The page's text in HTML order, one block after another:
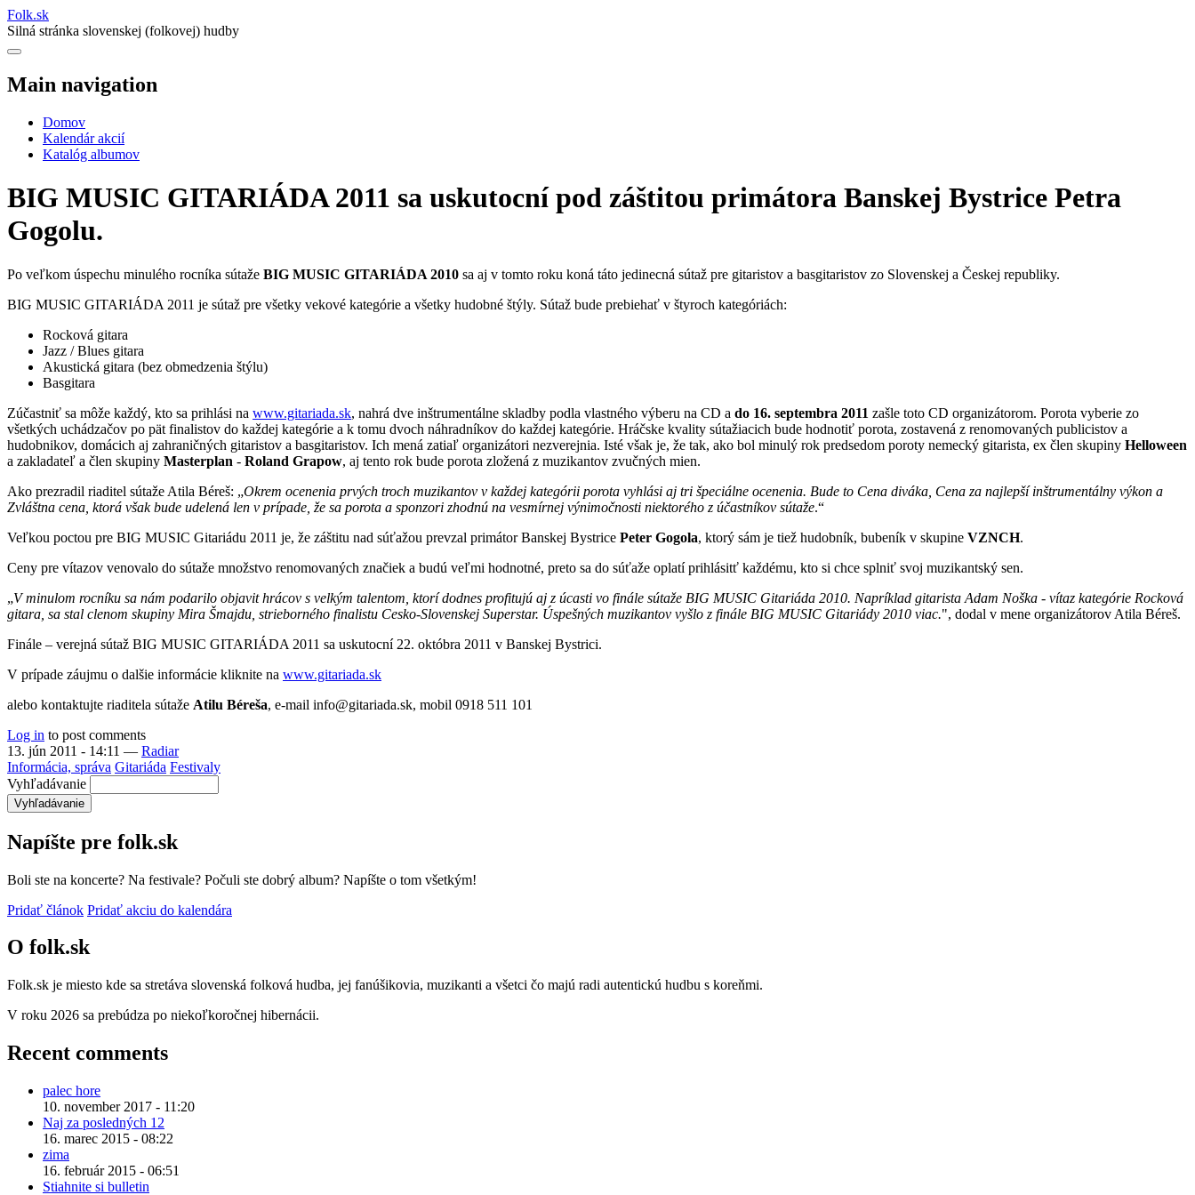
Folk.sk
Silná stránka slovenskej (folkovej) hudby
Main navigation
Domov
Kalendár akcií
Katalóg albumov
BIG MUSIC GITARIÁDA 2011 sa uskutocní pod záštitou primátora Banskej Bystrice Petra
Gogolu.
Po veľkom úspechu minulého rocníka sútaže BIG MUSIC GITARIÁDA 2010 sa aj v tomto roku koná táto jedinecná sútaž pre gitaristov a basgitaristov zo Slovenskej a Českej republiky.
BIG MUSIC GITARIÁDA 2011 je sútaž pre všetky vekové kategórie a všetky hudobné štýly. Sútaž bude prebiehať v štyroch kategóriách:
Rocková gitara
Jazz / Blues gitara
Akustická gitara (bez obmedzenia štýlu)
Basgitara
Zúčastniť sa môže každý, kto sa prihlási na www.gitariada.sk, nahrá dve inštrumentálne skladby podla vlastného výberu na CD a do 16. septembra 2011 zašle toto CD organizátorom. Porota vyberie zo
všetkých uchádzačov po pät finalistov do každej kategórie a k tomu dvoch náhradníkov do každej kategórie. Hráčske kvality sútažiacich bude hodnotiť porota, zostavená z renomovaných publicistov a
hudobnikov, domácich aj zahraničných gitaristov a basgitaristov. Ich mená zatiaľ organizátori nezverejnia. Isté však je, že tak, ako bol minulý rok predsedom poroty nemecký gitarista, ex člen skupiny Helloween
a zakladateľ a člen skupiny Masterplan - Roland Grapow, aj tento rok bude porota zložená z muzikantov zvučných mien.
Ako prezradil riaditel sútaže Atila Béreš: „Okrem ocenenia prvých troch muzikantov v každej kategórii porota vyhlási aj tri špeciálne ocenenia. Bude to Cena diváka, Cena za najlepší inštrumentálny výkon a
Zvláštna cena, ktorá však bude udelená len v prípade, že sa porota a sponzori zhodnú na vesmírnej výnimočnosti niektorého z účastníkov sútaže.“
Veľkou poctou pre BIG MUSIC Gitariádu 2011 je, že záštitu nad súťažou prevzal primátor Banskej Bystrice Peter Gogola, ktorý sám je tiež hudobník, bubeník v skupine VZNCH.
Ceny pre vítazov venovalo do sútaže množstvo renomovaných značiek a budú veľmi hodnotné, preto sa do súťaže oplatí prihlásitť každému, kto si chce splniť svoj muzikantský sen.
„V minulom rocníku sa nám podarilo objavit hrácov s velkým talentom, ktorí dodnes profitujú aj z úcasti vo finále sútaže BIG MUSIC Gitariáda 2010. Napríklad gitarista Adam Noška - vítaz kategórie Rocková
gitara, sa stal clenom skupiny Mira Šmajdu, strieborného finalistu Cesko-Slovenskej Superstar. Úspešných muzikantov vyšlo z finále BIG MUSIC Gitariády 2010 viac.", dodal v mene organizátorov Atila Béreš.
Finále – verejná sútaž BIG MUSIC GITARIÁDA 2011 sa uskutocní 22. októbra 2011 v Banskej Bystrici.
V prípade záujmu o dalšie informácie kliknite na www.gitariada.sk
alebo kontaktujte riaditela sútaže Atilu Béreša, e-mail info@gitariada.sk, mobil 0918 511 101
Log in to post comments
13. jún 2011 - 14:11 — Radiar
Informácia, správa Gitariáda Festivaly
Vyhľadávanie
Napíšte pre folk.sk
Boli ste na koncerte? Na festivale? Počuli ste dobrý album? Napíšte o tom všetkým!
Pridať článok Pridať akciu do kalendára
O folk.sk
Folk.sk je miesto kde sa stretáva slovenská folková hudba, jej fanúšikovia, muzikanti a všetci čo majú radi autentickú hudbu s koreňmi.
V roku 2026 sa prebúdza po niekoľkoročnej hibernácii.
Recent comments
palec hore
10. november 2017 - 11:20
Naj za posledných 12
16. marec 2015 - 08:22
zima
16. február 2015 - 06:51
Stiahnite si bulletin